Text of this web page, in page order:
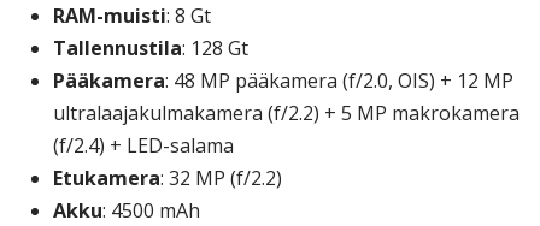
RAM-muisti: 8 Gt
Tallennustila: 128 Gt
Pääkamera: 48 MP pääkamera (f/2.0, OIS) + 12 MP
ultralaajakulmakamera (f/2.2) + 5 MP makrokamera
(f/2.4) + LED-salama
Etukamera: 32 MP (f/2.2)
Akku: 4500 mAh